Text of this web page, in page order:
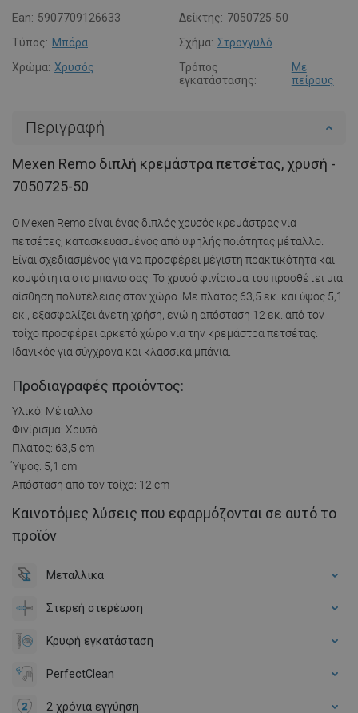
Ean: 5907709126633 Δείκτης: 7050725-50
Τύπος: Μπάρα Σχήμα: Στρογγυλό
Χρώμα: Χρυσός
Τρόπος
εγκατάστασης:
Με
πείρους
Περιγραφή
Mexen Remo διπλή κρεμάστρα πετσέτας, χρυσή -
7050725-50
Ο Mexen Remo είναι ένας διπλός χρυσός κρεμάστρας για
πετσέτες, κατασκευασμένος από υψηλής ποιότητας μέταλλο.
Είναι σχεδιασμένος για να προσφέρει μέγιστη πρακτικότητα και
κομψότητα στο μπάνιο σας. Το χρυσό φινίρισμα του προσθέτει μια
αίσθηση πολυτέλειας στον χώρο. Με πλάτος 63,5 εκ. και ύψος 5,1
εκ., εξασφαλίζει άνετη χρήση, ενώ η απόσταση 12 εκ. από τον
τοίχο προσφέρει αρκετό χώρο για την κρεμάστρα πετσέτας.
Ιδανικός για σύγχρονα και κλασσικά μπάνια.
Προδιαγραφές προϊόντος:
Υλικό: Μέταλλο
Φινίρισμα: Χρυσό
Πλάτος: 63,5 cm
Ύψος: 5,1 cm
Απόσταση από τον τοίχο: 12 cm
Καινοτόμες λύσεις που εφαρμόζονται σε αυτό το
προϊόν
Μεταλλικά
Στερεή στερέωση
Κρυφή εγκατάσταση
PerfectClean
2 χρόνια εγγύηση